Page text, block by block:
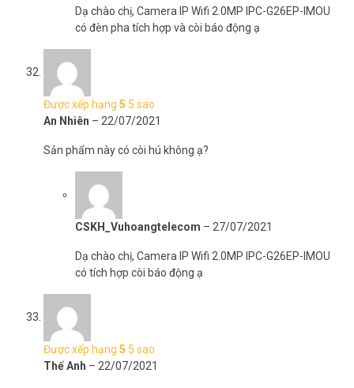
Dạ chào chị, Camera IP Wifi 2.0MP IPC-G26EP-IMOU
có đèn pha tích hợp và còi báo động ạ
Được xếp hạng 5 5 sao
An Nhiên – 22/07/2021
Sản phẩm này có còi hú không ạ?
CSKH_Vuhoangtelecom – 27/07/2021
Dạ chào chị, Camera IP Wifi 2.0MP IPC-G26EP-IMOU
có tích hợp còi báo động ạ
Được xếp hạng 5 5 sao
Thế Anh – 22/07/2021